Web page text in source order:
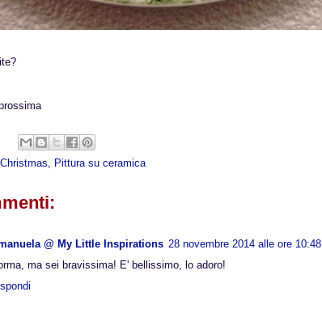
Christmas Pittura su ceramica
@ My Little Inspirations 28 novembre 2014 alle ore 10:48
ma sei bravissima! E' bellissimo, lo adoro!